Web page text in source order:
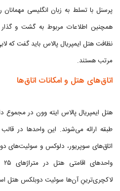
پرسنل با تسلط به زبان انگلیسی
همچنین اطلاعات مربوط به گشت و گذار
نظافت هتل ایمپریال پالاس باید گفت که
مرتب هستند.
اتاق‌های هتل و امکانات اتاق‌ها
طبقه ارائه می‌شوند. این واحدها در
اتاق‌های سوپریور، دلوکس و سوئیت‌های
لاکچری‌ترینِ آن‌ها سوئیت دوبلکس هتل